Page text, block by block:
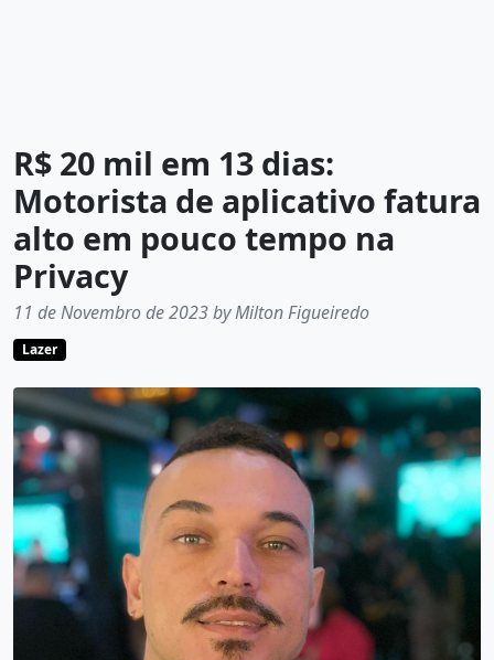
R$ 20 mil em 13 dias:
Motorista de aplicativo fatura
alto em pouco tempo na
Privacy
11 de Novembro de 2023 by Milton Figueiredo
Lazer